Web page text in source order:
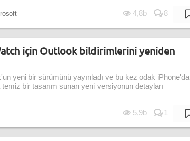
4,8b 8
için Outlook bildirimlerini yeniden
yeni bir sürümünü yayınladı ve bu kez odak iPhone'da
bir tasarım sunan yeni versiyonun detayları
5,9b 1